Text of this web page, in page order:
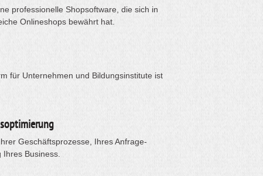
professionelle Shopsoftware, die sich in
Onlineshops bewährt hat.
für Unternehmen und Bildungsinstitute ist
Geschäftsprozesse, Ihres Anfrage-
Business.